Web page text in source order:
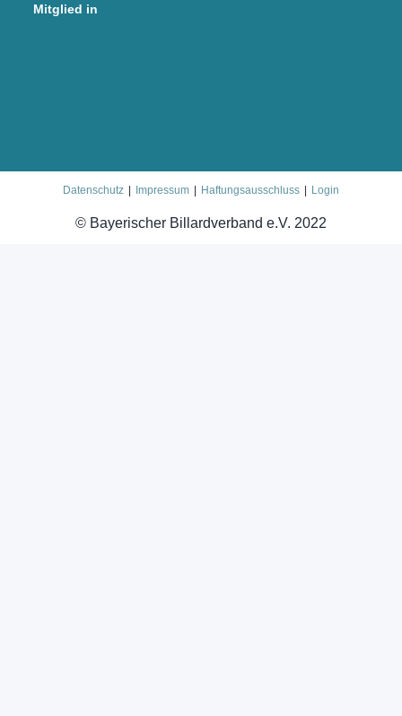
Mitglied in
Datenschutz Impressum Haftungsausschluss Login
© Bayerischer Billardverband e.V. 2022